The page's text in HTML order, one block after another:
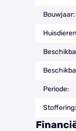
Bouwjaar:
Periode:
Stoffering: